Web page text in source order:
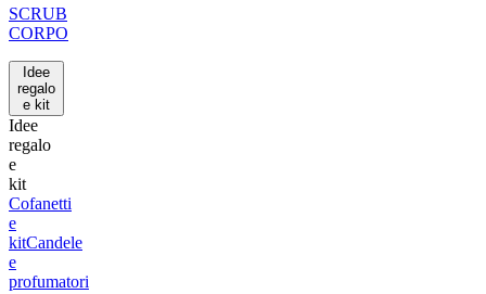
SCRUB
CORPO
Idee
regalo
e kit
Idee
regalo
e
kit
Cofanetti
e
kitCandele
e
profumatori